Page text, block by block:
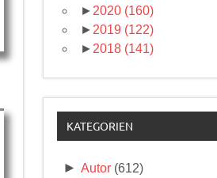
► 2020 (160)
► 2019 (122)
► 2018 (141)
KATEGORIEN
► Autor (612)